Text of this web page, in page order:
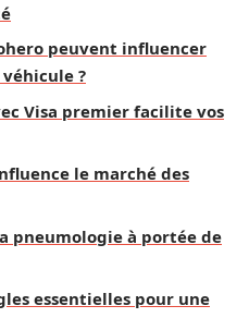
peuvent influencer
?
Visa premier facilite vos
le marché des
pneumologie à portée de
essentielles pour une